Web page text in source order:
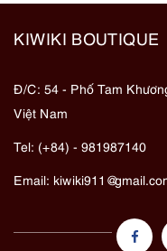
KIWIKI BOUTIQUE
Đ/C: 54 - Phố Tam
Việt Nam
Tel: (+84) - 981987140
Email: